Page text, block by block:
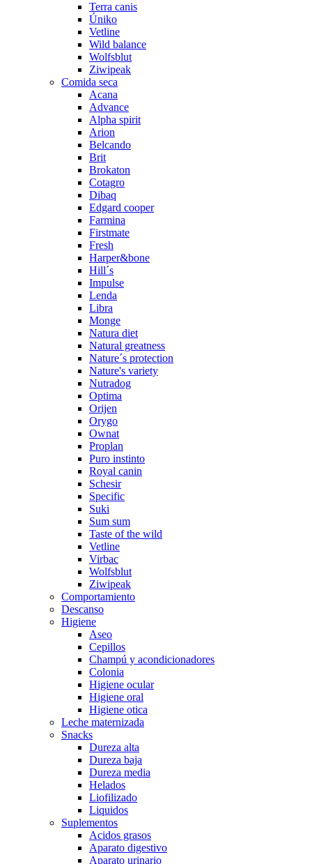
Terra canis
Úniko
Vetline
Wild balance
Wolfsblut
Ziwipeak
Comida seca
Acana
Advance
Alpha spirit
Arion
Belcando
Brit
Brokaton
Cotagro
Dibaq
Edgard cooper
Farmina
Firstmate
Fresh
Harper&bone
Hill´s
Impulse
Lenda
Libra
Monge
Natura diet
Natural greatness
Nature´s protection
Nature's variety
Nutradog
Optima
Orijen
Orygo
Ownat
Proplan
Puro instinto
Royal canin
Schesir
Specific
Suki
Sum sum
Taste of the wild
Vetline
Virbac
Wolfsblut
Ziwipeak
Comportamiento
Descanso
Higiene
Aseo
Cepillos
Champú y acondicionadores
Colonia
Higiene ocular
Higiene oral
Higiene otica
Leche maternizada
Snacks
Dureza alta
Dureza baja
Dureza media
Helados
Liofilizado
Liquidos
Suplementos
Acidos grasos
Aparato digestivo
Aparato urinario